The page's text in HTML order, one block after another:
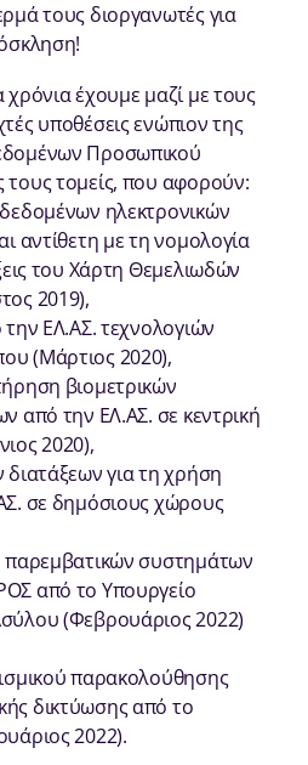
τους διοργανωτές για
έχουμε μαζί με τους
υποθέσεις ενώπιον της
Προσωπικού
τομείς, που αφορούν:
ηλεκτρονικών
αντίθετη με τη νομολογία
του Χάρτη Θεμελιωδών
2019),
ΕΛ.ΑΣ. τεχνολογιών
(Μάρτιος 2020),
βιομετρικών
από την ΕΛ.ΑΣ. σε κεντρική
2020),
για τη χρήση
σε δημόσιους χώρους
παρεμβατικών συστημάτων
από το Υπουργείο
(Φεβρουάριος 2022)
παρακολούθησης
δικτύωσης από το
2022).